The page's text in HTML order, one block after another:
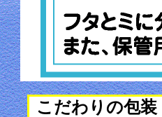
こだわりの包装